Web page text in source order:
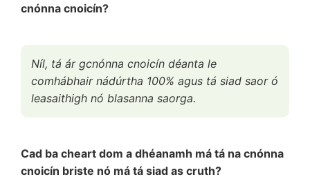
cnónna cnoicín?
Níl, tá ár gcnónna cnoicín déanta le
comhábhair nádúrtha 100% agus tá siad saor ó
leasaithigh nó blasanna saorga.
Cad ba cheart dom a dhéanamh má tá na cnónna
cnoicín briste nó má tá siad as cruth?